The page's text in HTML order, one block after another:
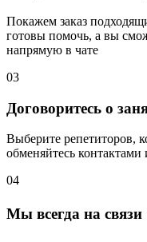
Покажем заказ
готовы помочь, а вы
напрямую в чате
03
Договоритесь о
Выберите репетиторов,
обменяйтесь контактами
04
Мы всегда на